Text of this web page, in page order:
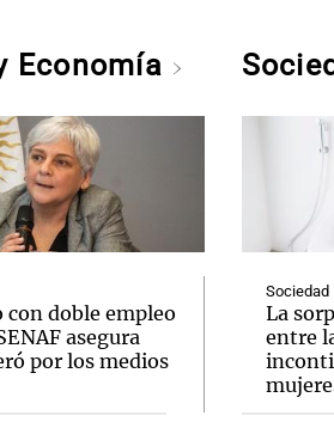
Economía
doble empleo
asegura
por los medios
Sociedad
La
entre